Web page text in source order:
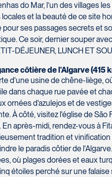
do Mar, l’un des villages
et la beauté de ce site
pour ses passages secrets et
Ce soir, dernier souper
DÉJEUNER, LUNCH ET
côtière de l'Algarve (415
d'une usine de chêne-liège,
dans chaque rue pavée et
ornées d'azulejos et de
À côté, visitez l'église de
après-midi, rendez-vous à
tradition et
le paradis côtier de
où plages dorées et eaux
étoiles perché sur une